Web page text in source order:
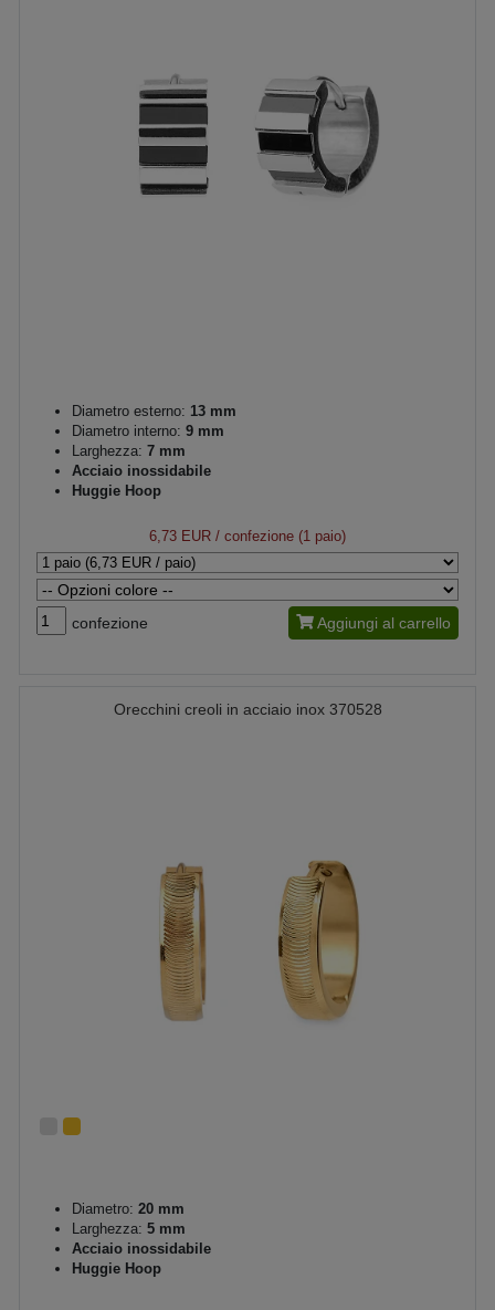
Diametro esterno: 13 mm
Diametro interno: 9 mm
Larghezza: 7 mm
Acciaio inossidabile
Huggie Hoop
6,73 EUR / confezione (1 paio)
confezione Aggiungi al carrello
Orecchini creoli in acciaio inox 370528
Diametro: 20 mm
Larghezza: 5 mm
Acciaio inossidabile
Huggie Hoop